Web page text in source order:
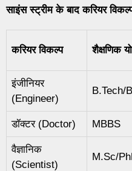
साइंस स्ट्रीम के बाद करियर
करियर विकल्प शैक्षणिक
इंजीनियर
(Engineer)
B.Tech/
डॉक्टर (Doctor) MBBS
वैज्ञानिक
(Scientist)
M.Sc/